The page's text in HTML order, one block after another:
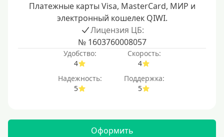
Платежные карты Visa, MasterCard, МИР и
электронный кошелек QIWI.
Лицензия ЦБ:
№ 1603760008057
Удобство:
4
Скорость:
4
Надежность:
5
Поддержка:
5
Оформить